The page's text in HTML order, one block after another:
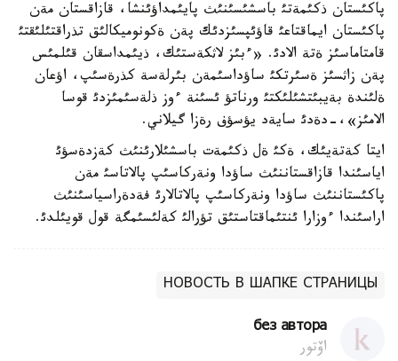
پاكئستان ذكئمةتئ باسشئسئنئث پايئمداؤئنشا، قازاقستان مةن
پاكئستان ايماقتاعئ قاؤئپسئزدئك پةن ةكونوميكالئق تذراقتئلئقتئ
قامتاماسئز ةتة الادئ. «ءبئز لاثكةستئك، ذيئمداسقان قئلمئس
پةن زاثسئز ةسئرتكئ ساؤداسئمةن بئرلةسة كذرةسئپ، اؤعان
ةلئندة بةيبئتشئلئكتئ ورناتؤ ئسئنة ءوز ذلةسئمئزدئ قوسا
الامئز»،-دةدئ سايةد يؤسؤف رةزا گيلاني.
ايتا كةتةيئك، ةكئ ةل ذكئمةت باسشئلارئنئث كةزدةسؤئ
اياسئندا قازاقستاننئث ساؤدا ونةركاسئپ پالاتاسئ مةن
پاكئستاننئث ساؤدا ونةركاسئپ پالاتالارئ فةدةراسياسئنئث
اراسئندا ءوزارا ئنتئماقتاستئق تؤرالئ كةلئسئمگة قول قويئلدئ.
НОВОСТЬ В ШАПКЕ СТРАНИЦЫ
без автора
اۆتور